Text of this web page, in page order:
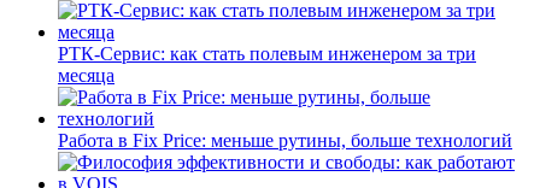
РТК-Сервис: как стать полевым инженером за три
месяца
Работа в Fix Price: меньше рутины, больше технологий